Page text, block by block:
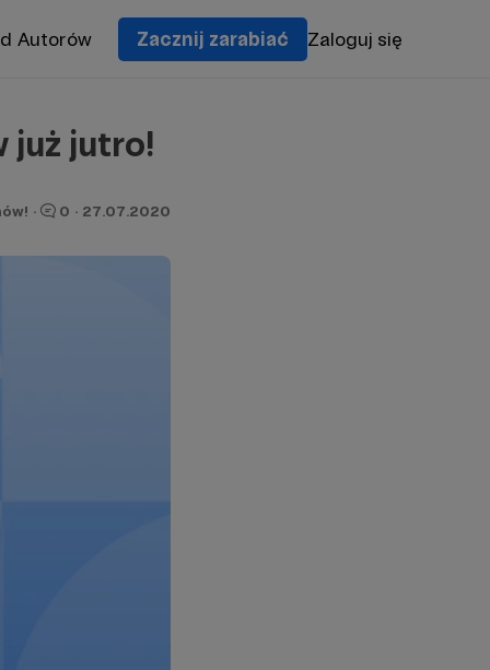
Autorów Zacznij zarabiać Zaloguj się
już jutro!
· 0 · 27.07.2020